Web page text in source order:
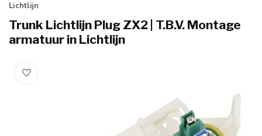
Lichtlijn
Trunk Lichtlijn Plug ZX2 | T.B.V. Montage
armatuur in Lichtlijn